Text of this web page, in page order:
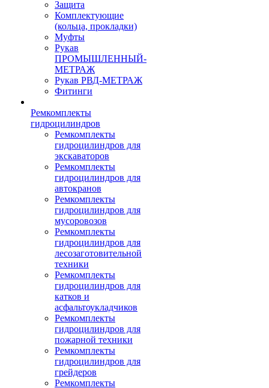
Защита
Комплектующие
(кольца, прокладки)
Муфты
Рукав
ПРОМЫШЛЕННЫЙ-
МЕТРАЖ
Рукав РВД-МЕТРАЖ
Фитинги
Ремкомплекты
гидроцилиндров
Ремкомплекты
гидроцилиндров для
экскаваторов
Ремкомплекты
гидроцилиндров для
автокранов
Ремкомплекты
гидроцилиндров для
мусоровозов
Ремкомплекты
гидроцилиндров для
лесозаготовительной
техники
Ремкомплекты
гидроцилиндров для
катков и
асфальтоукладчиков
Ремкомплекты
гидроцилиндров для
пожарной техники
Ремкомплекты
гидроцилиндров для
грейдеров
Ремкомплекты